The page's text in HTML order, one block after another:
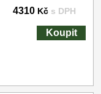
4310 Kč s DPH
Koupit